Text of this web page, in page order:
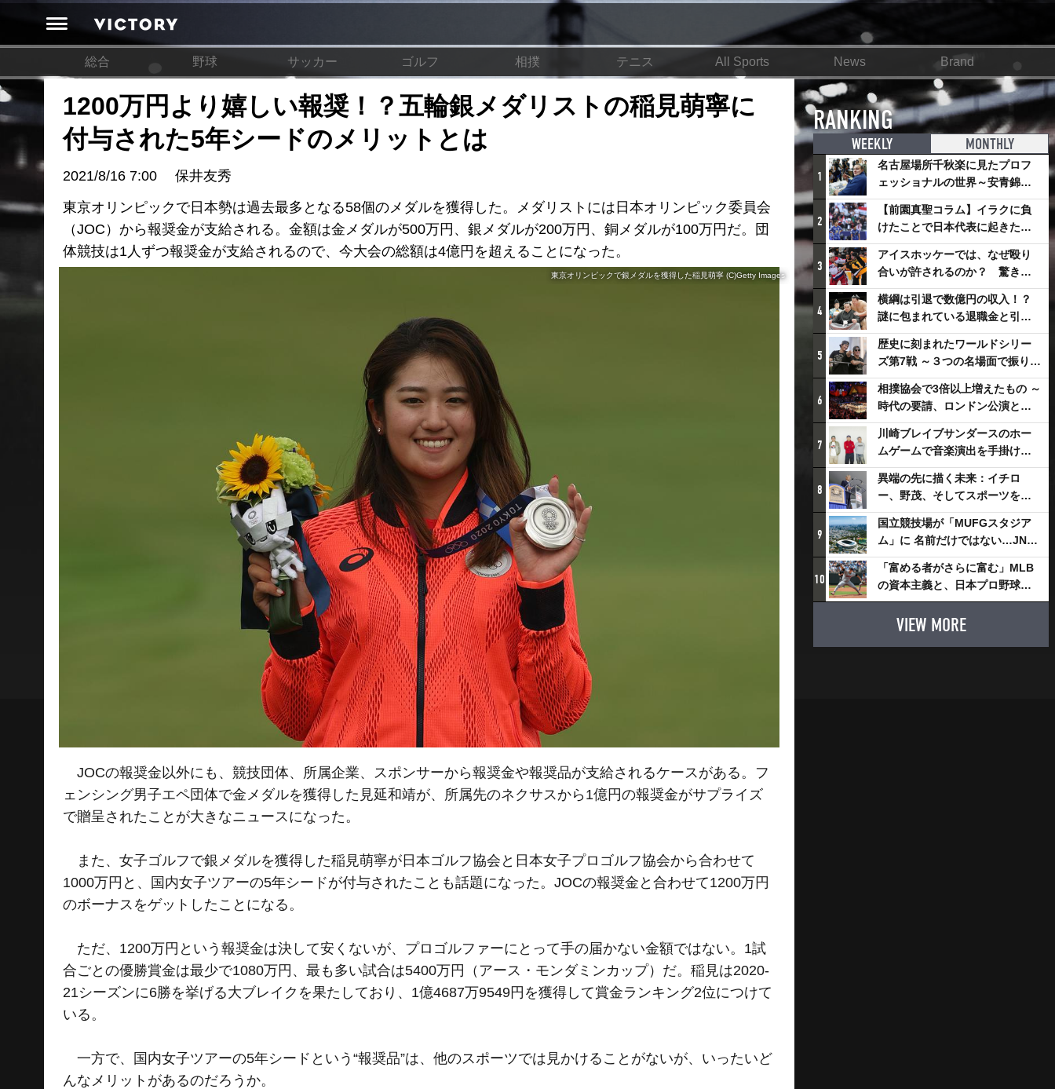
総合 野球 サッカー ゴルフ 相撲 テニス All Sports News Brand
1200万円より嬉しい報奨！？五輪銀メダリストの稲見萌寧に
付与された5年シードのメリットとは
2021/8/16 7:00
保井友秀
東京オリンピックで日本勢は過去最多となる58個のメダルを獲得した。メダリストには日本オリンピック委員会
（JOC）から報奨金が支給される。金額は金メダルが500万円、銀メダルが200万円、銅メダルが100万円だ。団
体競技は1人ずつ報奨金が支給されるので、今大会の総額は4億円を超えることになった。
東京オリンピックで銀メダルを獲得した稲見萌寧 (C)Getty Images
JOCの報奨金以外にも、競技団体、所属企業、スポンサーから報奨金や報奨品が支給されるケースがある。フ
ェンシング男子エペ団体で金メダルを獲得した見延和靖が、所属先のネクサスから1億円の報奨金がサプライズ
で贈呈されたことが大きなニュースになった。
また、女子ゴルフで銀メダルを獲得した稲見萌寧が日本ゴルフ協会と日本女子プロゴルフ協会から合わせて
1000万円と、国内女子ツアーの5年シードが付与されたことも話題になった。JOCの報奨金と合わせて1200万円
のボーナスをゲットしたことになる。
ただ、1200万円という報奨金は決して安くないが、プロゴルファーにとって手の届かない金額ではない。1試
合ごとの優勝賞金は最少で1080万円、最も多い試合は5400万円（アース・モンダミンカップ）だ。稲見は2020-
21シーズンに6勝を挙げる大ブレイクを果たしており、1億4687万9549円を獲得して賞金ランキング2位につけて
いる。
一方で、国内女子ツアーの5年シードという“報奨品”は、他のスポーツでは見かけることがないが、いったいど
んなメリットがあるのだろうか。
RANKING
WEEKLY MONTHLY
1
名古屋場所千秋楽に見たプロフ
ェッショナルの世界～安青錦の
優勝を巡るさまざまなドラマ
2
【前園真聖コラム】イラクに負
けたことで日本代表に起きたプ
ラスとは
3
アイスホッケーでは、なぜ殴り
合いが許されるのか？ 驚きの
「ファイティング」ルールにつ
いて
4
横綱は引退で数億円の収入！？
謎に包まれている退職金と引退
相撲興行
5
歴史に刻まれたワールドシリー
ズ第7戦 ～３つの名場面で振り返
る～
6
相撲協会で3倍以上増えたもの ～
時代の要請、ロンドン公演と古
式大相撲
7
川崎ブレイブサンダースのホー
ムゲームで音楽演出を手掛ける
スチャダラパーが川崎新！アリ
ーナシティ・プロジェクトを語
る 「楽しみでしかないでしょ。
川崎は、ずっと成長曲線だか
ら」
8
異端の先に描く未来：イチロ
ー、野茂、そしてスポーツを支
える科学界の挑戦
9
国立競技場が「MUFGスタジア
ム」に 名前だけではない…JNSE
とMUFGが“共創”し描く地域活
性化・社会価値創造の近未来図
とは
10
「富める者がさらに富む」MLB
の資本主義と、日本プロ野球が
踏み出せない一歩
VIEW MORE